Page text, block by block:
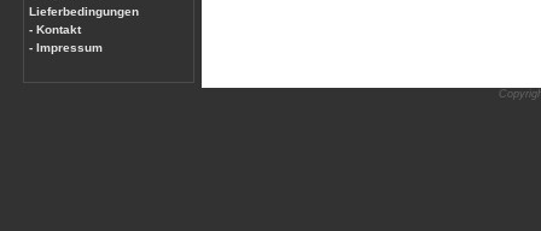
Lieferbedingungen
- Kontakt
- Impressum